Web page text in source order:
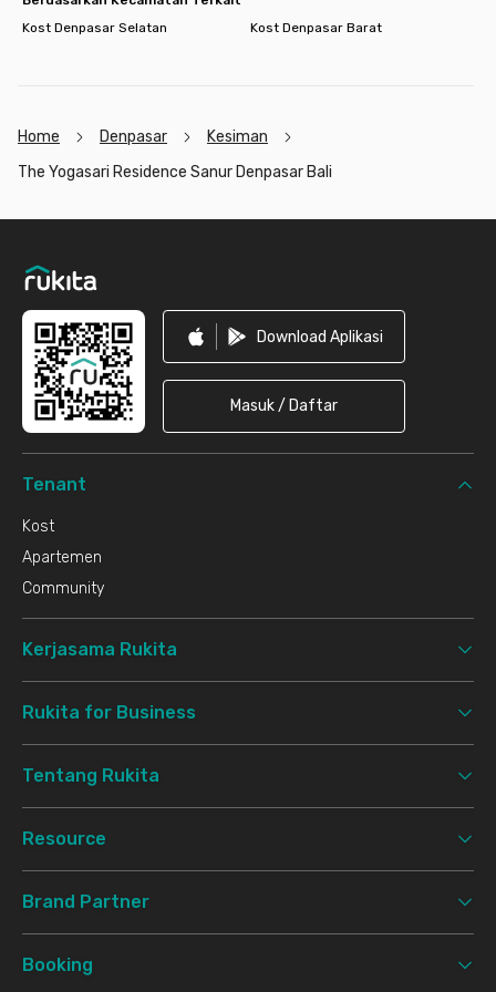
Kost Denpasar Selatan
Kost Denpasar Barat
Home Denpasar
Kesiman
The Yogasari Residence Sanur Denpasar Bali
Download Aplikasi
Masuk / Daftar
Tenant
Kost
Apartemen
Community
Kerjasama Rukita
Rukita for Business
Tentang Rukita
Resource
Brand Partner
Booking